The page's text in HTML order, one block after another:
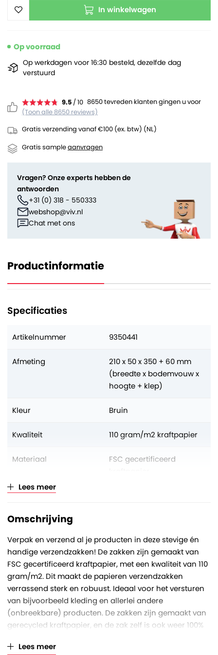
In winkelwagen
9.5 / 10 8650 tevreden klanten gingen u voor
(Toon alle 8650 reviews)
Gratis verzending vanaf €100 (ex. btw) (NL)
Gratis sampleaanvragen
Op voorraad
Op werkdagen voor 16:30 besteld, dezelfde dag
verstuurd
Vragen? Onze experts hebben de
antwoorden
+31 (0) 318 - 550333
webshop@viv.nl
Chat met ons
Productinformatie
Specificaties
Artikelnummer 9350441
Afmeting
210 x 50 x 350 + 60 mm
(breedte x bodemvouw x
hoogte + klep)
Kleur Bruin
Kwaliteit 110 gram/m2 kraftpapier
Materiaal
FSC gecertificeerd
Aantal op volle pallet
Verkoopeenheid
Lees meer
Omschrijving
Verpak en verzend al je producten in deze stevige én
handige verzendzakken! De zakken zijn gemaakt van
FSC gecertificeerd kraftpapier, met een kwaliteit van 110
gram/m2. Dit maakt de papieren verzendzakken
verrassend sterk en robuust. Ideaal voor het versturen
van bijvoorbeeld kleding en allerlei andere
(onbreekbare) producten. De zakken zijn gemaakt van
gerecycled kraftpapier, en de zak zelf is ook weer 100%
verzendverpakking.
Lees meer